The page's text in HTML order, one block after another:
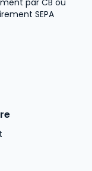
par CB ou
SEPA